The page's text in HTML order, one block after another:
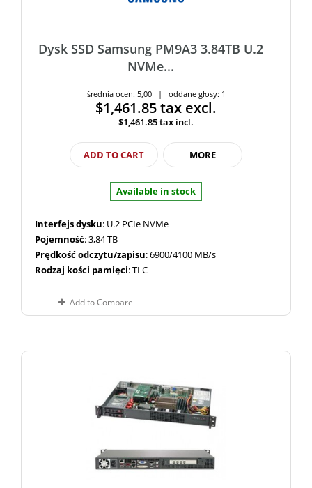
Dysk SSD Samsung PM9A3 3.84TB U.2
NVMe...
średnia ocen: 5,00 | oddane głosy: 1
$1,461.85tax excl.
$1,461.85tax incl.
ADD TO CART MORE
Available in stock
Interfejs dysku: U.2 PCIe NVMe
Pojemność: 3,84 TB
Prędkość odczytu/zapisu: 6900/4100 MB/s
Rodzaj kości pamięci: TLC
Add to Compare